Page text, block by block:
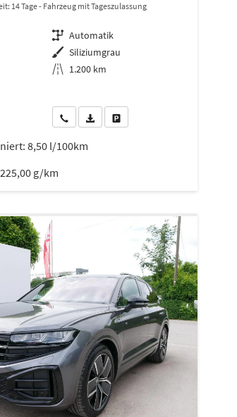
14 Tage Fahrzeug mit Tageszulassung
Getriebe Automatik
Außenfarbe Siliziumgrau
Kilometerstand 1.200 km
Wir rufen Sie anFahrzeugexposé (PDF)
Fahrzeug parken
8,50 l/100km
225,00 g/km